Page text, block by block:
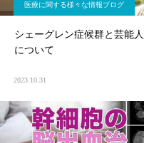
医療に関する様々な情報ブログ
シェーグレン症候群と芸能人
について
2023.10.31